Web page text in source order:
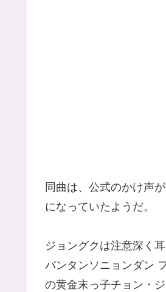
同曲は、公式のかけ声
になっていたようだ。
ジョングクは注意深く
バンタンソニョンダン
の黄金末っ子チョン・